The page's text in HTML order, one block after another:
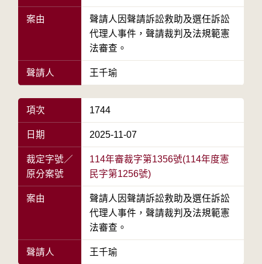
案由
聲請人因聲請訴訟救助及選任訴訟
代理人事件，聲請裁判及法規範憲
法審查。
聲請人 王千瑜
項次 1744
日期 2025-11-07
裁定字號／
原分案號
114年審裁字第1356號(114年度憲
民字第1256號)
案由
聲請人因聲請訴訟救助及選任訴訟
代理人事件，聲請裁判及法規範憲
法審查。
聲請人 王千瑜